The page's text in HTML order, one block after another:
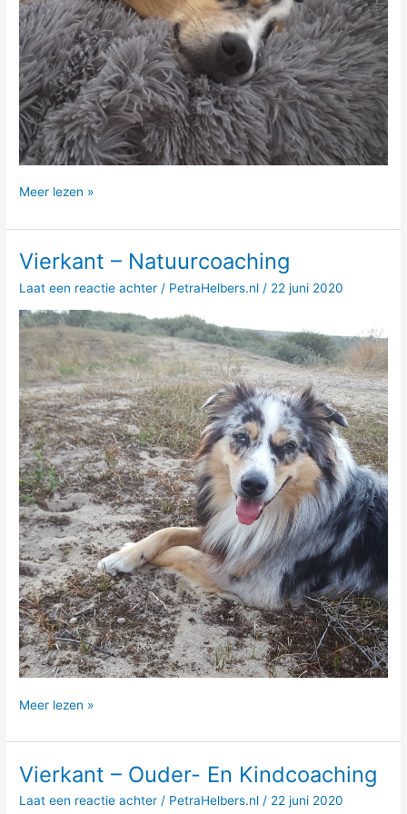
Vierkant
Meer lezen »
Vierkant – Natuurcoaching
Laat een reactie achter / PetraHelbers.nl / 22 juni 2020
Vierkant
Meer lezen »
Vierkant – Ouder- En Kindcoaching
Laat een reactie achter / PetraHelbers.nl/ 22 juni 2020